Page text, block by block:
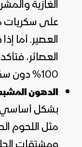
الغازية
على سكريات
العصير. أما
العصائر،
100% دون سكريات مُضافة.
الدهون
بشكل أساسي
مثل اللحوم